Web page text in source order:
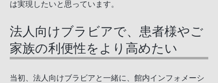
は実現したいと思っています。
法人向けブラビアで、患者様やご
家族の利便性をより高めたい
当初、法人向けブラビアと一緒に、館内インフォメーシ